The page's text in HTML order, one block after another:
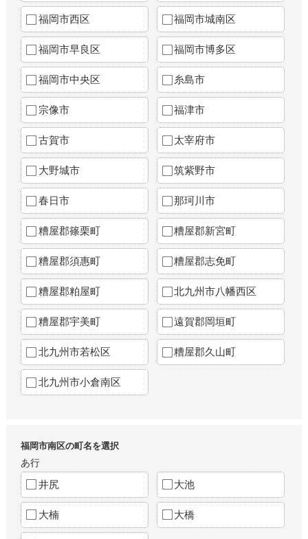
福岡市西区 福岡市城南区
福岡市早良区 福岡市博多区
福岡市中央区 糸島市
宗像市 福津市
古賀市 太宰府市
大野城市 筑紫野市
春日市 那珂川市
糟屋郡篠栗町 糟屋郡新宮町
糟屋郡須惠町 糟屋郡志免町
糟屋郡粕屋町 北九州市八幡西区
糟屋郡宇美町 遠賀郡岡垣町
北九州市若松区 糟屋郡久山町
北九州市小倉南区
福岡市南区の町名を選択
あ行
井尻 大池
大楠 大橋